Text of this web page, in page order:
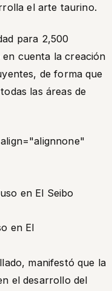
el arte taurino.
para 2,500
cuenta la creación
de forma que
las áreas de
en El
manifestó que la
el desarrollo del